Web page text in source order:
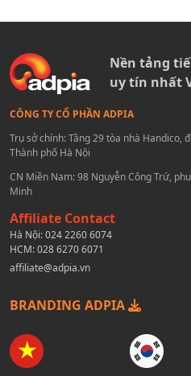
Nền tảng
uy tín nhất
CÔNG TY CỔ PHẦN ADPIA
Trụ sở chính: Tầng 29 tòa nhà Handico,
Thành phố Hà Nội
CN Miền Nam: 98 Nguyễn Công Trứ,
Minh
Affiliate Contact
Hà Nội:024 2260 6074
HCM:028 6270 6071
affiliate@adpia.vn
BRANDING ADPIA